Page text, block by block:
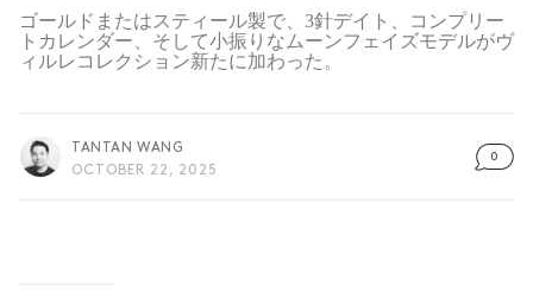
ゴールドまたはスティール製で、3針デイト、コンプリー
トカレンダー、そして小振りなムーンフェイズモデルがヴ
ィルレコレクション新たに加わった。
TANTAN WANG
OCTOBER 22, 2025
0